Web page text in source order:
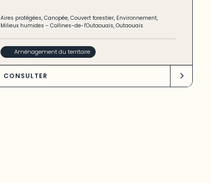
Aires protégées,Canopée,Couvert forestier, Environnement,
Milieux humides -Collines-de-l'Outaouais,Outaouais
Aménagement du territoire
CONSULTER